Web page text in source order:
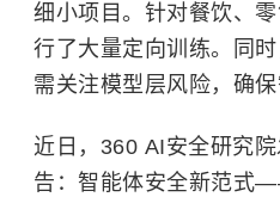
细小项目。针对餐饮、
行了大量定向训练。同
需关注模型层风险，确保
近日，360 AI安全研究
告：智能体安全新范式